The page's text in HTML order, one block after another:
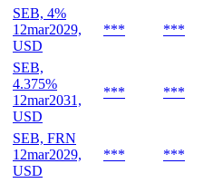
SEB, 4%
12mar2029,
USD
*** ***
SEB,
4.375%
12mar2031,
USD
*** ***
SEB, FRN
12mar2029,
USD
*** ***